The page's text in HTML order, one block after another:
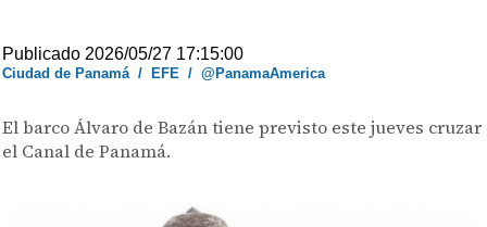
Publicado 2026/05/27 17:15:00
Ciudad de Panamá/ EFE /@PanamaAmerica
El barco Álvaro de Bazán tiene previsto este jueves cruzar
el Canal de Panamá.